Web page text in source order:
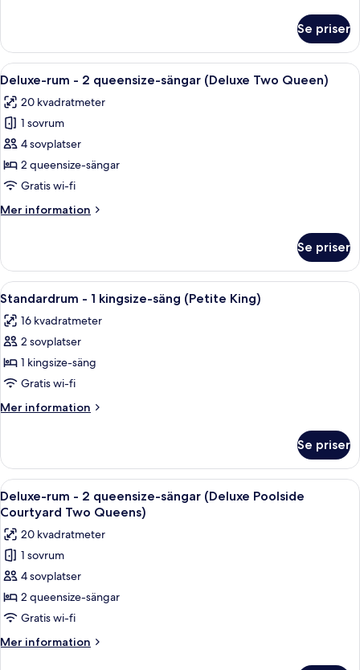
med
bäddsoffa
(Bi-
Level
Suite)
-
kingsize-
med
bäddsoffa
Level
Suite)
Se priser
Öppna
alla
foton
för
Deluxe-
rum
-
queensize-
Two
Queen)
Ett hotellrum med två sängar, ett
4
Deluxe-rum - 2 queensize-sängar (Deluxe Two Queen)
20 kvadratmeter
1 sovrum
4 sovplatser
2 queensize-sängar
Gratis wi-fi
Mer information
Mer
rum
2
sängar
(Deluxe
Queen)
Se priser
Öppna
alla
foton
för
Standardrum
-
1
kingsize-
(Petite
King)
En snyggt bäddad säng med en
4
Standardrum - 1 kingsize-säng (Petite King)
16 kvadratmeter
2 sovplatser
1 kingsize-säng
Gratis wi-fi
Mer information
Mer
-
kingsize-
säng
(Petite
King)
Se priser
Öppna
alla
foton
för
Deluxe-
rum
-
2
queensize-
sängar
Ett hotellrum med två sängar, ett
5
Deluxe-rum - 2 queensize-sängar (Deluxe Poolside
Courtyard Two Queens)
20 kvadratmeter
1 sovrum
4 sovplatser
2 queensize-sängar
Gratis wi-fi
Mer information
Mer